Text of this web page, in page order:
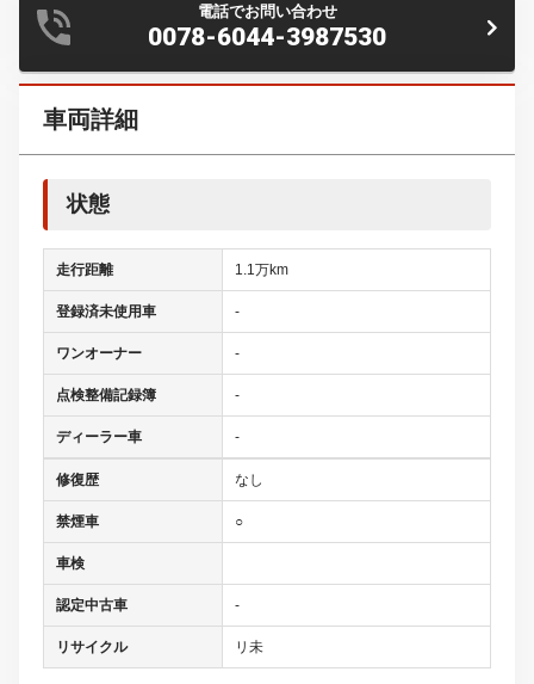
電話でお問い合わせ
0078-6044-3987530
車両詳細
状態
走行距離 1.1万km
登録済未使用車 -
ワンオーナー -
点検整備記録簿 -
ディーラー車 -
修復歴 なし
禁煙車 ○
車検
認定中古車 -
リサイクル リ未